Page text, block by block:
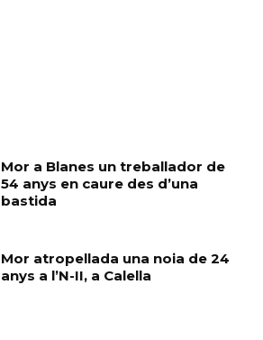
Mor a Blanes un treballador de
54 anys en caure des d’una
bastida
Mor atropellada una noia de 24
anys a l’N-II, a Calella